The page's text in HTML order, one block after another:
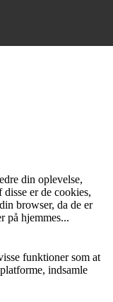
din oplevelse,
er de cookies,
browser, da de er
på hjemmes...
funktioner som at
indsamle